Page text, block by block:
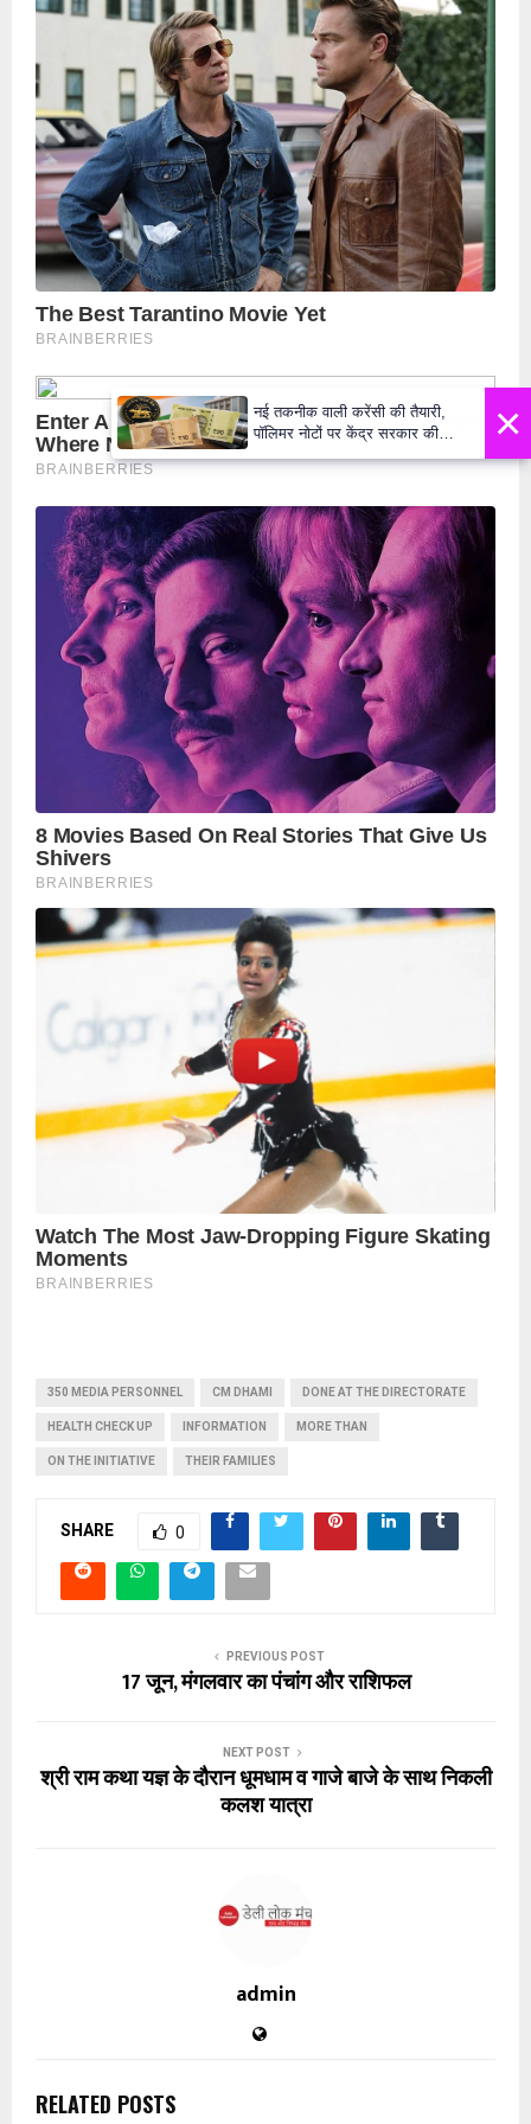
350 MEDIA PERSONNEL CM DHAMI DONE AT THE DIRECTORATE
HEALTH CHECK UP INFORMATION MORE THAN
ON THE INITIATIVE THEIR FAMILIES
SHARE 0
PREVIOUS POST
17 जून, मंगलवार का पंचांग और राशिफल
NEXT POST
श्री राम कथा यज्ञ के दौरान‌ धूमधाम व गाजे बाजे के साथ निकली
कलश यात्रा
admin
RELATED POSTS
×
नई तकनीक वाली करेंसी की तैयारी,
पॉलिमर नोटों पर केंद्र सरकार की